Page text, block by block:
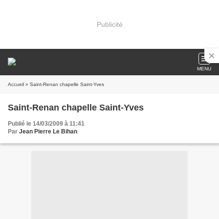
Publicité
MENU
Accueil » Saint-Renan chapelle Saint-Yves
Saint-Renan chapelle Saint-Yves
Publié le 14/03/2009 à 11:41
Par Jean Pierre Le Bihan